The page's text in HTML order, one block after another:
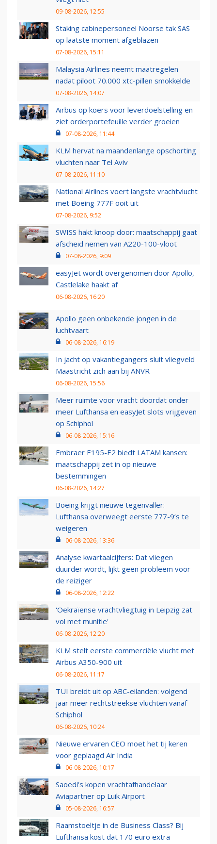
09-08-2026, 12:55
Staking cabinepersoneel Noorse tak SAS
op laatste moment afgeblazen
07-08-2026, 15:11
Malaysia Airlines neemt maatregelen
nadat piloot 70.000 xtc-pillen smokkelde
07-08-2026, 14:07
Airbus op koers voor leverdoelstelling en
ziet orderportefeuille verder groeien
07-08-2026, 11:44
KLM hervat na maandenlange opschorting
vluchten naar Tel Aviv
07-08-2026, 11:10
National Airlines voert langste vrachtvlucht
met Boeing 777F ooit uit
07-08-2026, 9:52
SWISS hakt knoop door: maatschappij gaat
afscheid nemen van A220-100-vloot
07-08-2026, 9:09
easyJet wordt overgenomen door Apollo,
Castlelake haakt af
06-08-2026, 16:20
Apollo geen onbekende jongen in de
luchtvaart
06-08-2026, 16:19
In jacht op vakantiegangers sluit vliegveld
Maastricht zich aan bij ANVR
06-08-2026, 15:56
Meer ruimte voor vracht doordat onder
meer Lufthansa en easyJet slots vrijgeven
op Schiphol
06-08-2026, 15:16
Embraer E195-E2 biedt LATAM kansen:
maatschappij zet in op nieuwe
bestemmingen
06-08-2026, 14:27
Boeing krijgt nieuwe tegenvaller:
Lufthansa overweegt eerste 777-9’s te
weigeren
06-08-2026, 13:36
Analyse kwartaalcijfers: Dat vliegen
duurder wordt, lijkt geen probleem voor
de reiziger
06-08-2026, 12:22
'Oekraïense vrachtvliegtuig in Leipzig zat
vol met munitie'
06-08-2026, 12:20
KLM stelt eerste commerciële vlucht met
Airbus A350-900 uit
06-08-2026, 11:17
TUI breidt uit op ABC-eilanden: volgend
jaar meer rechtstreekse vluchten vanaf
Schiphol
06-08-2026, 10:24
Nieuwe ervaren CEO moet het tij keren
voor geplaagd Air India
06-08-2026, 10:17
Saoedi’s kopen vrachtafhandelaar
Aviapartner op Luik Airport
05-08-2026, 16:57
Raamstoeltje in de Business Class? Bij
Lufthansa kost dat 170 euro extra